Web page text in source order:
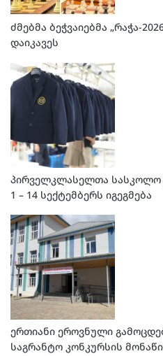
ძმებმა ბეჭვაიებმა „რაჭა-
დაიკავეს
პირველკლასელთა სასკოლო
1 – 14 სექტემბერს იგეგმება
ერთიანი ეროვნული
საგრანტო კონკურსის